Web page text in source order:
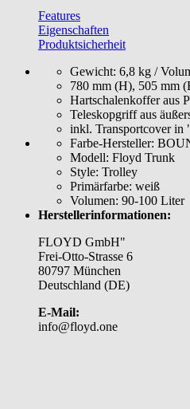
Features
Eigenschaften
Produktsicherheit
Gewicht: 6,8 kg /
780 mm (H), 505 mm
Hartschalenkoffer aus
Teleskopgriff aus
inkl. Transportcover in
Farbe-Hersteller:
Modell: Floyd Trunk
Style: Trolley
Primärfarbe: weiß
Volumen: 90-100 Liter
Herstellerinformationen:
FLOYD GmbH"
Frei-Otto-Strasse 6
80797 München
Deutschland (DE)
E-Mail:
info@floyd.one